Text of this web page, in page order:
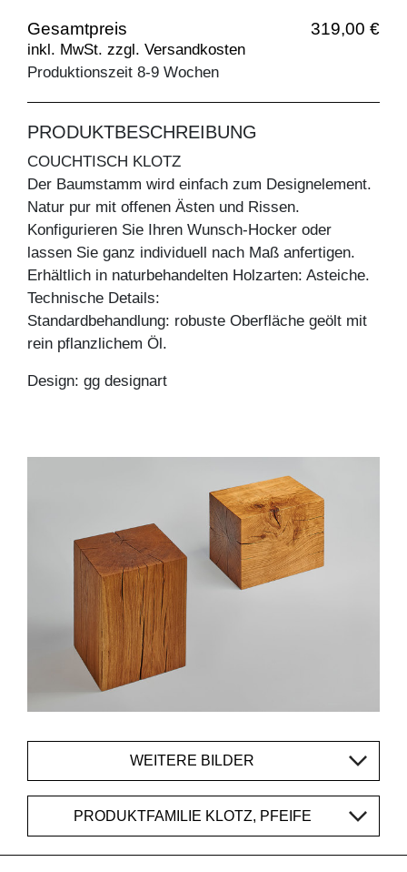
Gesamtpreis 319,00 €
inkl. MwSt. zzgl. Versandkosten
Produktionszeit 8-9 Wochen
PRODUKTBESCHREIBUNG
COUCHTISCH KLOTZ
Der Baumstamm wird einfach zum Designelement.
Natur pur mit offenen Ästen und Rissen.
Konfigurieren Sie Ihren Wunsch-Hocker oder
lassen Sie ganz individuell nach Maß anfertigen.
Erhältlich in naturbehandelten Holzarten: Asteiche.
Technische Details:
Standardbehandlung: robuste Oberfläche geölt mit
rein pflanzlichem Öl.
Design: gg designart
WEITERE BILDER
PRODUKTFAMILIE KLOTZ, PFEIFE